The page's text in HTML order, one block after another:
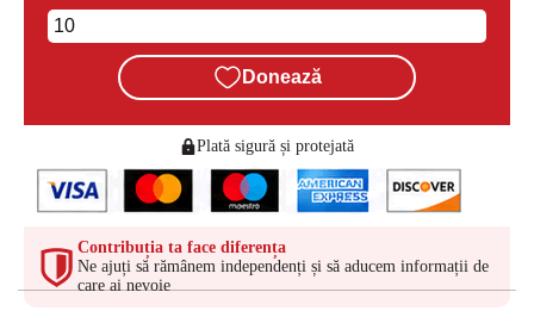
Donează
Plată sigură și protejată
Contribuția ta face diferența
Ne ajuți să rămânem independenți și să aducem informații de
care ai nevoie